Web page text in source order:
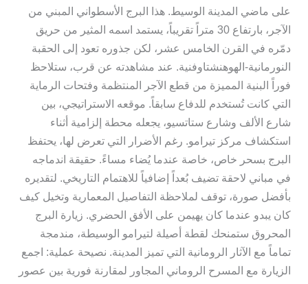
على ماضي المدينة الوسيط. هذا البرج الأسطواني المبني من
الآجر، بارتفاع 30 متراً تقريباً، يستمد اسمه المثير من حريق
دمّره في القرن الخامس عشر، لكن جذوره تعود إلى الحقبة
النورمانية-الهوهنشتاوفنية. عند مشاهدته عن قرب، ستلاحظ
فوراً البنية المميزة من قطع الآجر المنتظمة وفتحات الرماية
التي كانت تُستخدم للدفاع سابقاً. موقعه الاستراتيجي، بين
شارع الألف وشارع ستاتسيو، يجعله محطة إلزامية أثناء
استكشاف مركز تيرامو. رغم الأضرار التي تعرض لها، يحتفظ
البرج بسحر خاص، خاصة عندما يُضاء مساءً. حقيقة اندماجه
في مباني لاحقة تضيف بُعداً إضافياً للاهتمام التاريخي. لتقديره
بأفضل صورة، توقف لملاحظة التفاصيل المعمارية وتخيل كيف
كان يبدو عندما كان يهيمن على الأفق الحضري. زيارة البرج
المحروق ستمنحك لقطة أصيلة لتيرامو الوسيطة، مندمجة
تماماً مع الآثار الرومانية التي تميز المدينة. نصيحة عملية: اجمع
الزيارة مع المسرح الروماني المجاور لمقارنة فورية بين عصور